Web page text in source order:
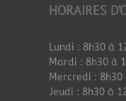
HORAIRES
Lundi : 8h30 à
Mardi : 8h30 à
Mercredi : 8h30
Jeudi : 8h30 à